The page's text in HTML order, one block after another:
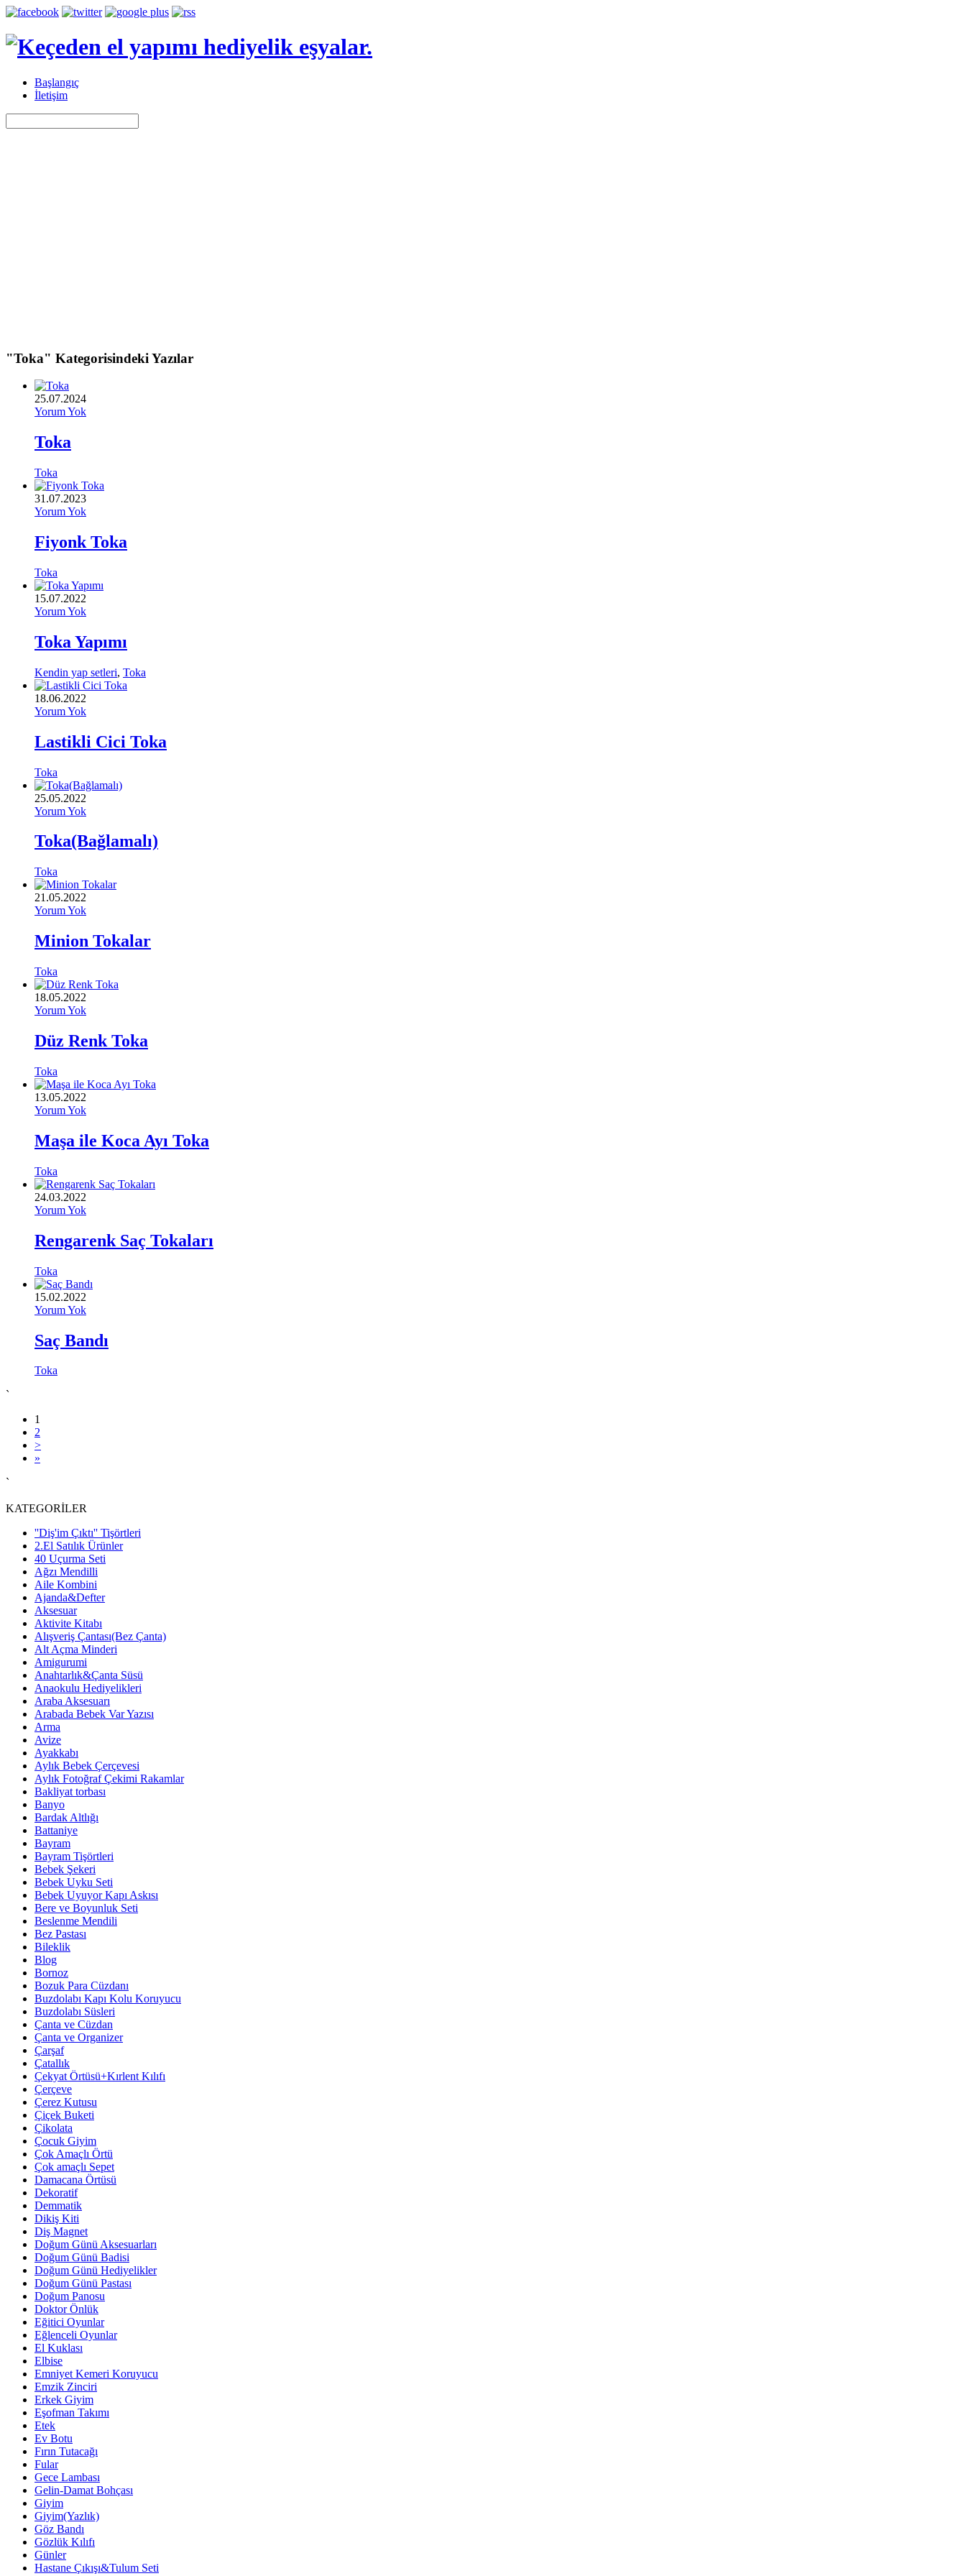
Başlangıç
İletişim
"Toka" Kategorisindeki Yazılar
25.07.2024
Yorum Yok
Toka
Toka
31.07.2023
Yorum Yok
Fiyonk Toka
Toka
15.07.2022
Yorum Yok
Toka Yapımı
Kendin yap setleri, Toka
18.06.2022
Yorum Yok
Lastikli Cici Toka
Toka
25.05.2022
Yorum Yok
Toka(Bağlamalı)
Toka
21.05.2022
Yorum Yok
Minion Tokalar
Toka
18.05.2022
Yorum Yok
Düz Renk Toka
Toka
13.05.2022
Yorum Yok
Maşa ile Koca Ayı Toka
Toka
24.03.2022
Yorum Yok
Rengarenk Saç Tokaları
Toka
15.02.2022
Yorum Yok
Saç Bandı
Toka
`
1
2
>
»
`
KATEGORİLER
''Diş'im Çıktı'' Tişörtleri
2.El Satılık Ürünler
40 Uçurma Seti
Ağzı Mendilli
Aile Kombini
Ajanda&Defter
Aksesuar
Aktivite Kitabı
Alışveriş Çantası(Bez Çanta)
Alt Açma Minderi
Amigurumi
Anahtarlık&Çanta Süsü
Anaokulu Hediyelikleri
Araba Aksesuarı
Arabada Bebek Var Yazısı
Arma
Avize
Ayakkabı
Aylık Bebek Çerçevesi
Aylık Fotoğraf Çekimi Rakamlar
Bakliyat torbası
Banyo
Bardak Altlığı
Battaniye
Bayram
Bayram Tişörtleri
Bebek Şekeri
Bebek Uyku Seti
Bebek Uyuyor Kapı Askısı
Bere ve Boyunluk Seti
Beslenme Mendili
Bez Pastası
Bileklik
Blog
Bornoz
Bozuk Para Cüzdanı
Buzdolabı Kapı Kolu Koruyucu
Buzdolabı Süsleri
Çanta ve Cüzdan
Çanta ve Organizer
Çarşaf
Çatallık
Çekyat Örtüsü+Kırlent Kılıfı
Çerçeve
Çerez Kutusu
Çiçek Buketi
Çikolata
Çocuk Giyim
Çok Amaçlı Örtü
Çok amaçlı Sepet
Damacana Örtüsü
Dekoratif
Demmatik
Dikiş Kiti
Diş Magnet
Doğum Günü Aksesuarları
Doğum Günü Badisi
Doğum Günü Hediyelikler
Doğum Günü Pastası
Doğum Panosu
Doktor Önlük
Eğitici Oyunlar
Eğlenceli Oyunlar
El Kuklası
Elbise
Emniyet Kemeri Koruyucu
Emzik Zinciri
Erkek Giyim
Eşofman Takımı
Etek
Ev Botu
Fırın Tutacağı
Fular
Gece Lambası
Gelin-Damat Bohçası
Giyim
Giyim(Yazlık)
Göz Bandı
Gözlük Kılıfı
Günler
Hastane Çıkışı&Tulum Seti